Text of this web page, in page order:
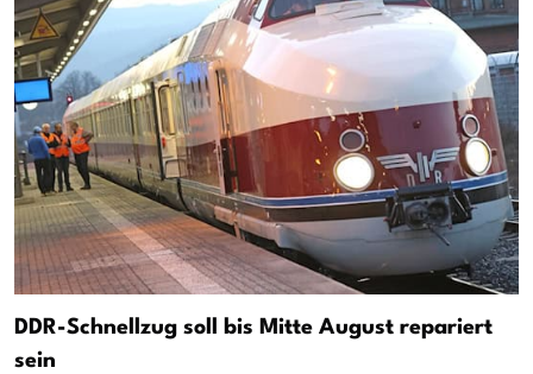
DDR-Schnellzug soll bis Mitte August repariert
sein